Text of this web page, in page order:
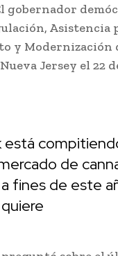
gobernador
Asistencia
y Modernización
Jersey el 22
está
de
fines de este